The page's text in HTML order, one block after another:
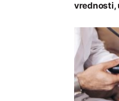
vrednosti,